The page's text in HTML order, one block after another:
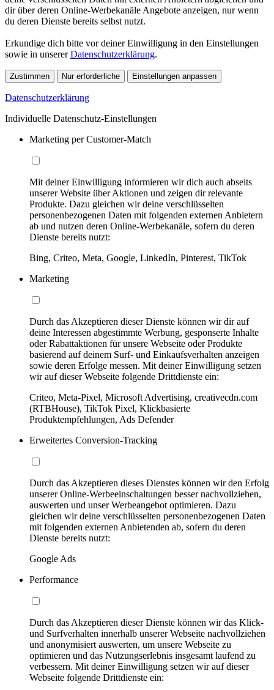
dir über deren Online-Werbekanäle Angebote anzeigen, nur wenn
du deren Dienste bereits selbst nutzt.
Erkundige dich bitte vor deiner Einwilligung in den Einstellungen
sowie in unsererDatenschutzerklärung.
Zustimmen Nur erforderliche Einstellungen anpassen
Datenschutzerklärung
Individuelle Datenschutz-Einstellungen
Marketing per Customer-Match
Mit deiner Einwilligung informieren wir dich auch abseits
unserer Website über Aktionen und zeigen dir relevante
Produkte. Dazu gleichen wir deine verschlüsselten
personenbezogenen Daten mit folgenden externen Anbietern
ab und nutzen deren Online-Werbekanäle, sofern du deren
Dienste bereits nutzt:
Bing, Criteo, Meta, Google, LinkedIn, Pinterest, TikTok
Marketing
Durch das Akzeptieren dieser Dienste können wir dir auf
deine Interessen abgestimmte Werbung, gesponserte Inhalte
oder Rabattaktionen für unsere Webseite oder Produkte
basierend auf deinem Surf- und Einkaufsverhalten anzeigen
sowie deren Erfolge messen. Mit deiner Einwilligung setzen
wir auf dieser Webseite folgende Drittdienste ein:
Criteo, Meta-Pixel, Microsoft Advertising, creativecdn.com
(RTBHouse), TikTok Pixel, Klickbasierte
Produktempfehlungen, Ads Defender
Erweitertes Conversion-Tracking
Durch das Akzeptieren dieses Dienstes können wir den Erfolg
unserer Online-Werbeeinschaltungen besser nachvollziehen,
auswerten und unser Werbeangebot optimieren. Dazu
gleichen wir deine verschlüsselten personenbezogenen Daten
mit folgenden externen Anbietenden ab, sofern du deren
Dienste bereits nutzt:
Google Ads
Performance
Durch das Akzeptieren dieser Dienste können wir das Klick-
und Surfverhalten innerhalb unserer Webseite nachvollziehen
und anonymisiert auswerten, um unsere Webseite zu
optimieren und das Nutzungserlebnis insgesamt laufend zu
verbessern. Mit deiner Einwilligung setzen wir auf dieser
Webseite folgende Drittdienste ein: